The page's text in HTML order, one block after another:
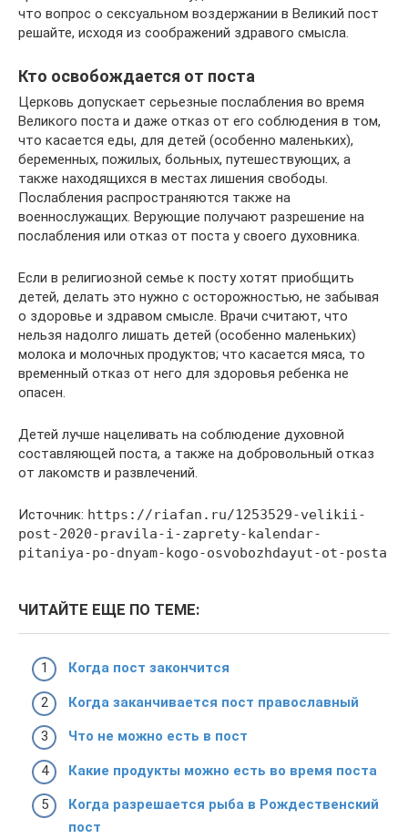
что вопрос о сексуальном воздержании в Великий пост
решайте, исходя из соображений здравого смысла.
Кто освобождается от поста
Церковь допускает серьезные послабления во время
Великого поста и даже отказ от его соблюдения в том,
что касается еды, для детей (особенно маленьких),
беременных, пожилых, больных, путешествующих, а
также находящихся в местах лишения свободы.
Послабления распространяются также на
военнослужащих. Верующие получают разрешение на
послабления или отказ от поста у своего духовника.
Если в религиозной семье к посту хотят приобщить
детей, делать это нужно с осторожностью, не забывая
о здоровье и здравом смысле. Врачи считают, что
нельзя надолго лишать детей (особенно маленьких)
молока и молочных продуктов; что касается мяса, то
временный отказ от него для здоровья ребенка не
опасен.
Детей лучше нацеливать на соблюдение духовной
составляющей поста, а также на добровольный отказ
от лакомств и развлечений.
Источник: https://riafan.ru/1253529-velikii-
post-2020-pravila-i-zaprety-kalendar-
pitaniya-po-dnyam-kogo-osvobozhdayut-ot-posta
ЧИТАЙТЕ ЕЩЕ ПО ТЕМЕ:
Когда пост закончится
Когда заканчивается пост православный
Что не можно есть в пост
Какие продукты можно есть во время поста
Когда разрешается рыба в Рождественский
пост